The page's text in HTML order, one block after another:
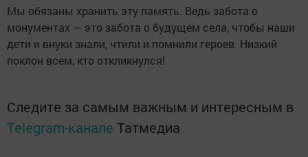
Мы обязаны хранить эту память. Ведь забота о
монументах — это забота о будущем села, чтобы наши
дети и внуки знали, чтили и помнили героев. Низкий
поклон всем, кто откликнулся!
Следите за самым важным и интересным в
Telegram-канале Татмедиа